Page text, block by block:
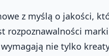
z myślą o jakości,
rozpoznawalności
nie tylko